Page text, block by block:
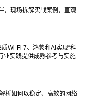
，现场拆解实战案例，直观
Wi-Fi 7、鸿蒙和AI实现“科
业实践提供成熟参考与实施
析如何以稳定、高效的网络